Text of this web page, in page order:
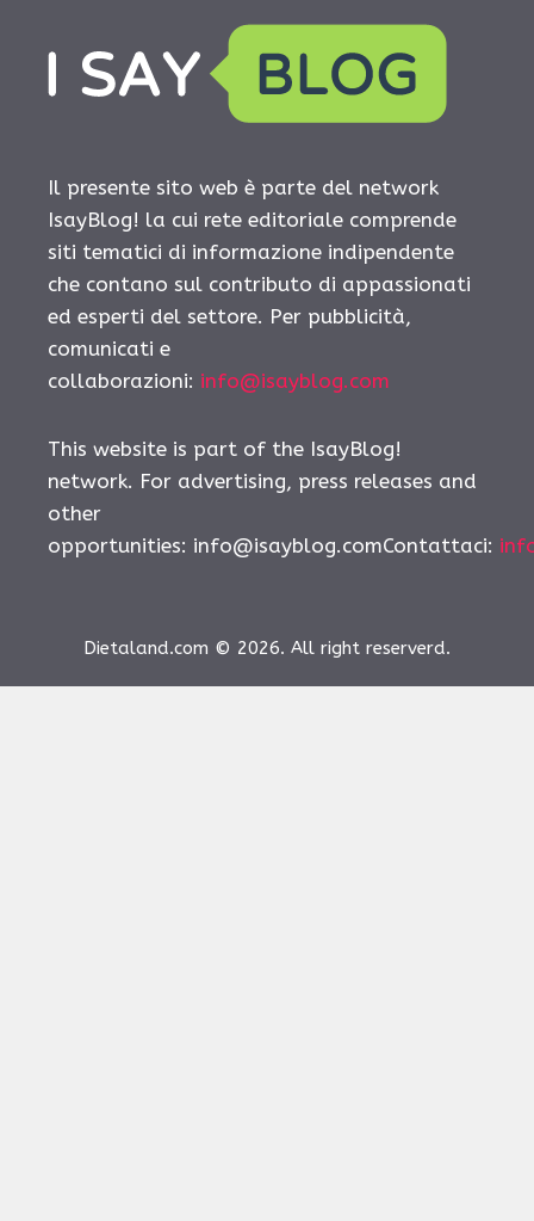
Il presente sito web è parte del network
IsayBlog! la cui rete editoriale comprende
siti tematici di informazione indipendente
che contano sul contributo di appassionati
ed esperti del settore. Per pubblicità,
comunicati e
collaborazioni: info@isayblog.com
This website is part of the IsayBlog!
network. For advertising, press releases and
other
opportunities: info@isayblog.comContattaci:
Dietaland.com © 2026. All right reserverd.